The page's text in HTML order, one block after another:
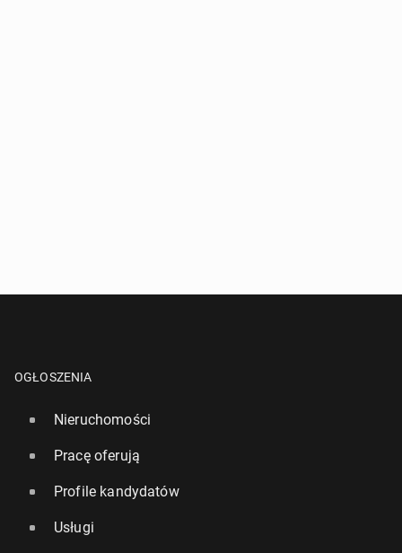
OGŁOSZENIA
Nieruchomości
Pracę oferują
Profile kandydatów
Usługi